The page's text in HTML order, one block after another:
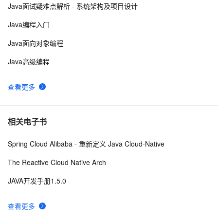
破 1 万次！
102. Java中的垃圾收集 - GC参考手册
查看更多
Java面试疑难点解析 - 系统架构及项目设计
Java编程入门
Java面向对象编程
Java高级编程
相关电子书
查看更多
Spring Cloud Alibaba - 重新定义 Java Cloud-Native
The Reactive Cloud Native Arch
JAVA开发手册1.5.0